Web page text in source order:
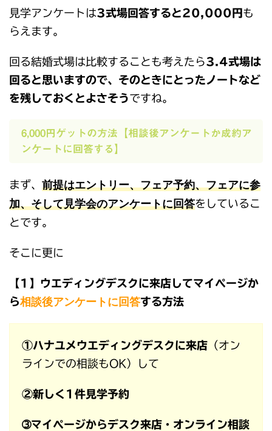
見学アンケートは3式場回答すると20,000円 も
らえます。
回る結婚式場は比較することも考えたら 3.4式場は
回ると思いますので、そのときにとったノートなど
を残しておくとよさそうですね。
6,000円ゲットの方法【相談後アンケートか成約ア
ンケートに回答する】
まず、 前提はエントリー、フェア予約、フェアに参
加、そして見学会のアンケートに回答をしているこ
とです。
そこに更に
【1】ウエディングデスクに来店してマイページか
ら相談後アンケートに回答する方法
①ハナユメウエディングデスクに来店 （オン
ラインでの相談もOK）して
②新しく1件見学予約
➂マイページからデスク来店・オンライン相談